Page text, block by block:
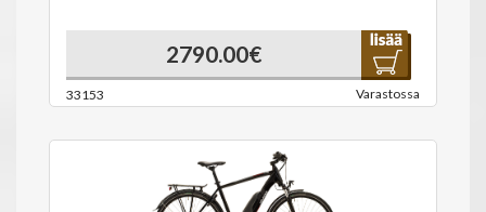
2790.00€
33153 Varastossa